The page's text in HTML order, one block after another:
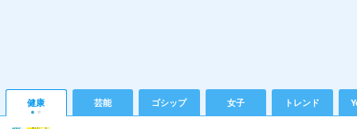
健康 芸能 ゴシップ 女子 トレンド